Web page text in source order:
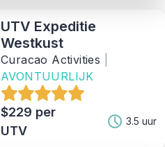
UTV Expeditie
Westkust
Curacao Activities
AVONTUURLIJK
$229 per
UTV
3.5 uur